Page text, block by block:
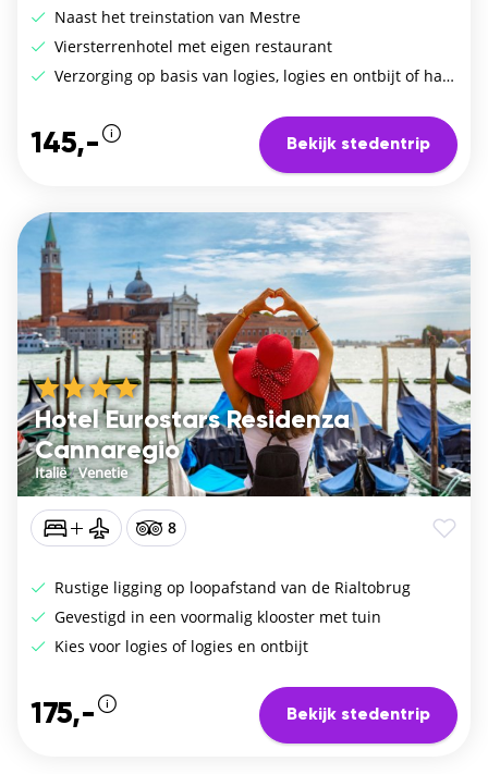
Naast het treinstation van Mestre
Viersterrenhotel met eigen restaurant
Verzorging op basis van logies, logies en ontbijt of halfpension
145,- Bekijk stedentrip
Hotel Eurostars Residenza
Cannaregio
Italië/Venetie
8
Rustige ligging op loopafstand van de Rialtobrug
Gevestigd in een voormalig klooster met tuin
Kies voor logies of logies en ontbijt
175,- Bekijk stedentrip